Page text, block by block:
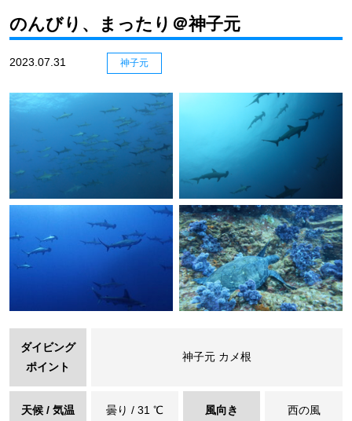
のんびり、まったり＠神子元
2023.07.31 神子元
ダイビング
ポイント
神子元 カメ根
天候 / 気温 曇り / 31 ℃ 風向き 西の風